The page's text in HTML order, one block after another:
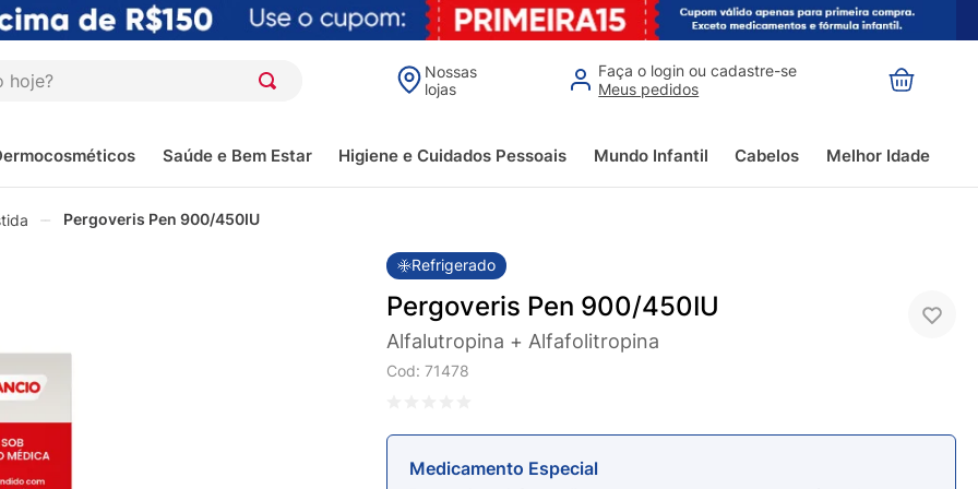
Nossas
lojas
Faça o login ou cadastre-se
Meus pedidos
Saúde e Bem Estar Higiene e Cuidados Pessoais Mundo Infantil Cabelos Melhor Idade
Pergoveris Pen 900/450IU
Refrigerado
Pergoveris Pen 900/450IU
Alfalutropina + Alfafolitropina
Cod:71478
Medicamento Especial